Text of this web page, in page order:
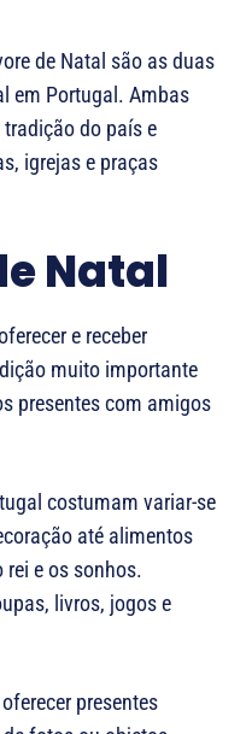
de Natal são as duas
em Portugal. Ambas
do país e
igrejas e praças
Natal
e receber
muito importante
presentes com amigos
costumam variar-se
até alimentos
e os sonhos.
livros, jogos e
presentes